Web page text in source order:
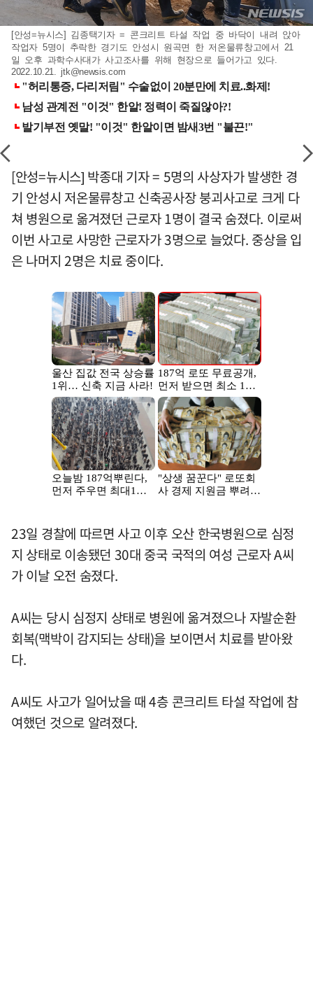
[안성=뉴시스] 김종택기자 = 콘크리트 타설 작업 중 바닥이 내려 앉아
작업자 5명이 추락한 경기도 안성시 원곡면 한 저온물류창고에서 21
일 오후 과학수사대가 사고조사를 위해 현장으로 들어가고 있다.
2022.10.21. jtk@newsis.com
[안성=뉴시스] 박종대 기자 = 5명의 사상자가 발생한 경
기 안성시 저온물류창고 신축공사장 붕괴사고로 크게 다
쳐 병원으로 옮겨졌던 근로자 1명이 결국 숨졌다. 이로써
이번 사고로 사망한 근로자가 3명으로 늘었다. 중상을 입
은 나머지 2명은 치료 중이다.
23일 경찰에 따르면 사고 이후 오산 한국병원으로 심정
지 상태로 이송됐던 30대 중국 국적의 여성 근로자 A씨
가 이날 오전 숨졌다.
A씨는 당시 심정지 상태로 병원에 옮겨졌으나 자발순환
회복(맥박이 감지되는 상태)을 보이면서 치료를 받아왔
다.
A씨도 사고가 일어났을 때 4층 콘크리트 타설 작업에 참
여했던 것으로 알려졌다.